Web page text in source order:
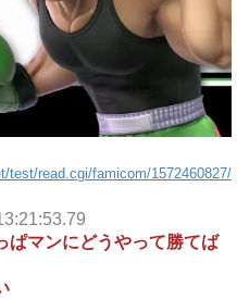
test/read.cgi/famicom/1572460827/
ぱマンにどうやって勝てば